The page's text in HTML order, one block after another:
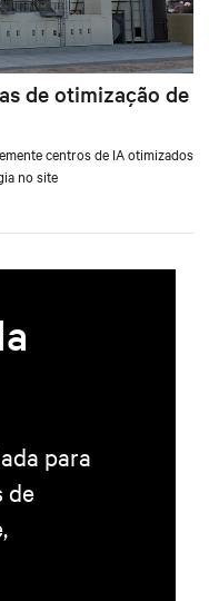
de otimização de
centros de IA otimizados
no site
para
de